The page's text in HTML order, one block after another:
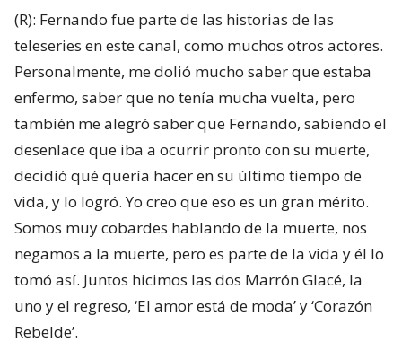
(R): Fernando fue parte de las historias de las
teleseries en este canal, como muchos otros actores.
Personalmente, me dolió mucho saber que estaba
enfermo, saber que no tenía mucha vuelta, pero
también me alegró saber que Fernando, sabiendo el
desenlace que iba a ocurrir pronto con su muerte,
decidió qué quería hacer en su último tiempo de
vida, y lo logró. Yo creo que eso es un gran mérito.
Somos muy cobardes hablando de la muerte, nos
negamos a la muerte, pero es parte de la vida y él lo
tomó así. Juntos hicimos las dos Marrón Glacé, la
uno y el regreso, ‘El amor está de moda’ y ‘Corazón
Rebelde’.